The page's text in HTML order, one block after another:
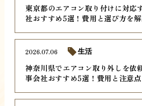
東京都のエアコン取り付けに対応
社おすすめ5選！費用と選び方を
神奈川県でエアコン取り外しを依
事会社おすすめ5選！費用と注意
2026.07.06 生活